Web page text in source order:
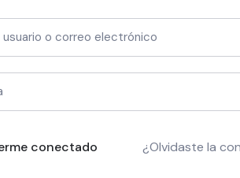
conectado ¿Olvidaste la